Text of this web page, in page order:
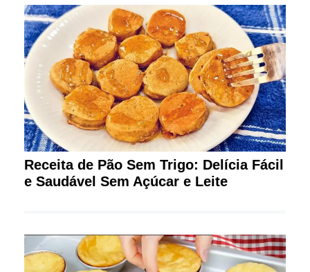
Receita de Pão Sem Trigo: Delícia Fácil
e Saudável Sem Açúcar e Leite